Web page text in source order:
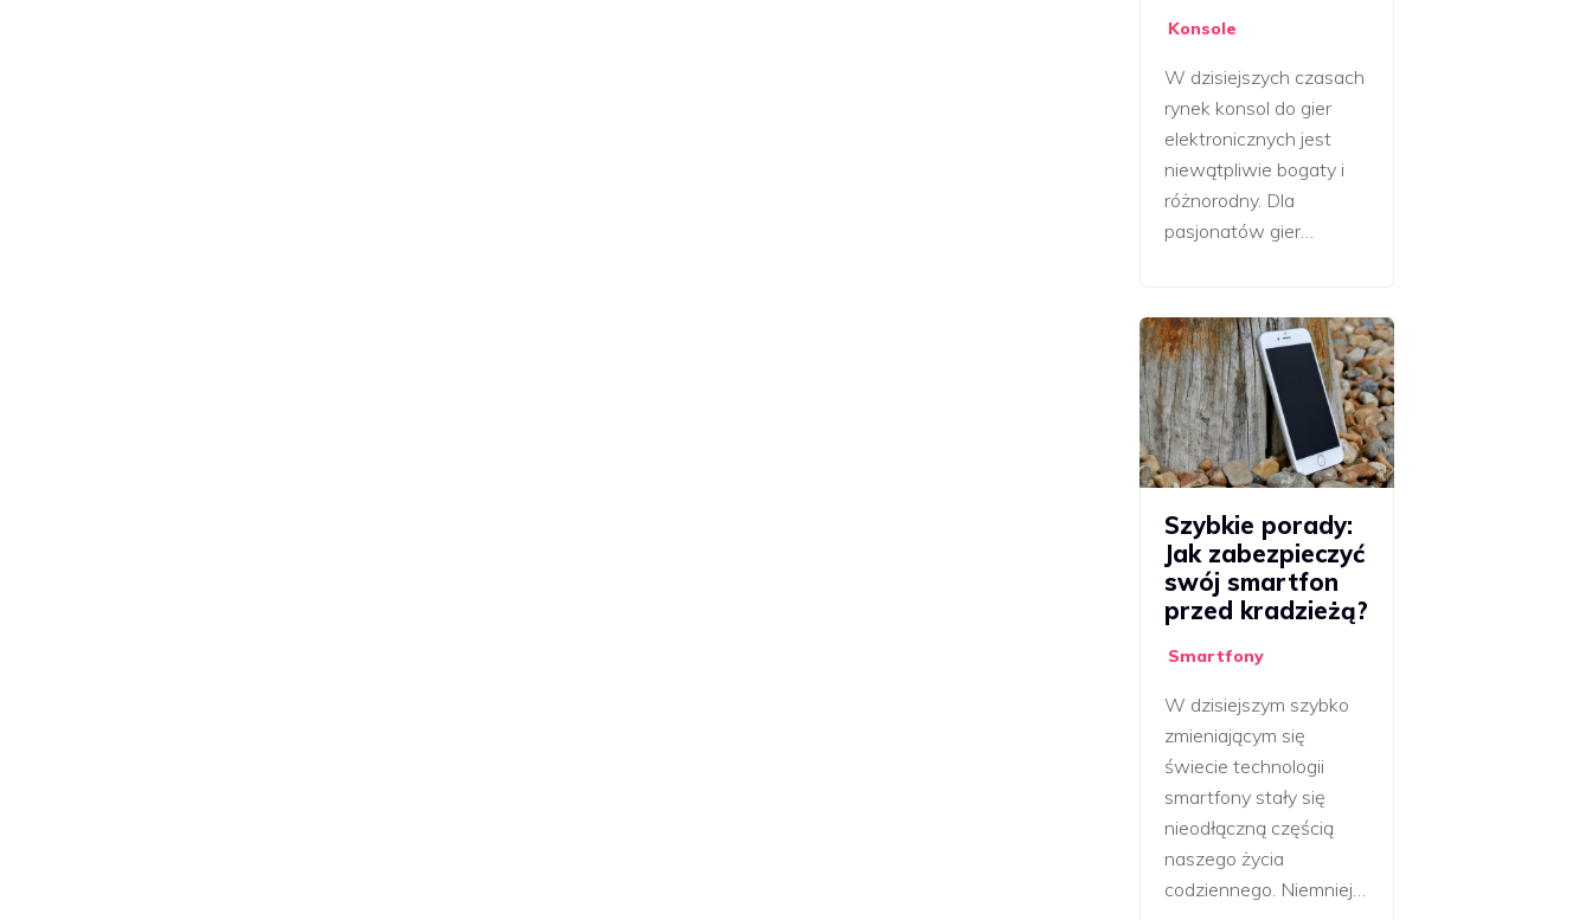
Konsole
W dzisiejszych czasach
rynek konsol do gier
elektronicznych jest
niewątpliwie bogaty i
różnorodny. Dla
pasjonatów gier…
Szybkie porady:
Jak zabezpieczyć
swój smartfon
przed kradzieżą?
Smartfony
W dzisiejszym szybko
zmieniającym się
świecie technologii
smartfony stały się
nieodłączną częścią
naszego życia
codziennego. Niemniej…